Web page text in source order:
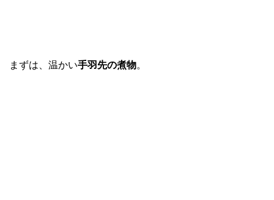
まずは、温かい手羽先の煮物。